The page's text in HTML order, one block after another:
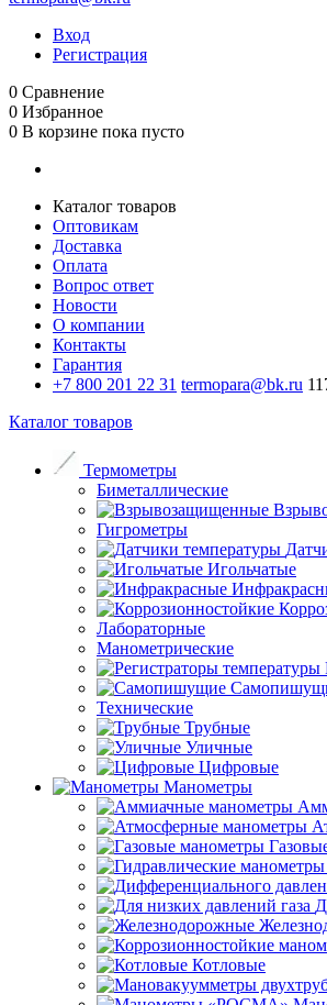
Вход
Регистрация
0 Сравнение
0 Избранное
0 В корзине пока пусто
Каталог товаров
Оптовикам
Доставка
Оплата
Вопрос ответ
Новости
О компании
Контакты
Гарантия
+7 800 201 22 31 termopara@bk.ru
Каталог товаров
Термометры
Биметаллические
Гигрометры
Игольчатые
Лабораторные
Манометрические
Технические
Трубные
Уличные
Цифровые
Манометры
Котловые